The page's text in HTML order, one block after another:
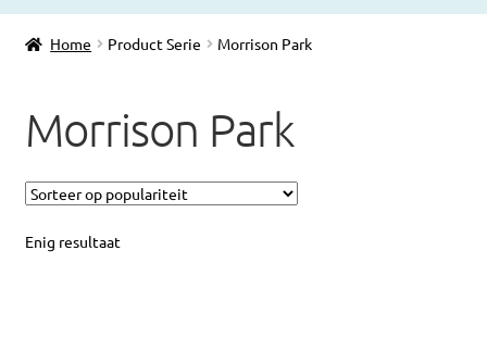
Home
Blog
Workshops
Gratis Patronen
Home Product Serie Morrison Park
Morrison Park
Enig resultaat